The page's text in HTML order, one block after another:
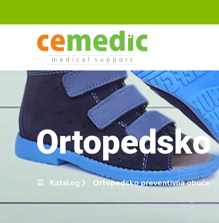
Katalog Ortopedsko preventivna obuća